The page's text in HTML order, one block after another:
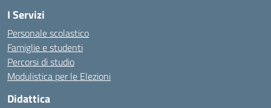
I Servizi
Personale scolastico
Famiglie e studenti
Percorsi di studio
Modulistica per le Elezioni
Didattica